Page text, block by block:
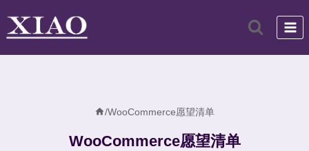
/WooCommerce愿望清单
WooCommerce愿望清单